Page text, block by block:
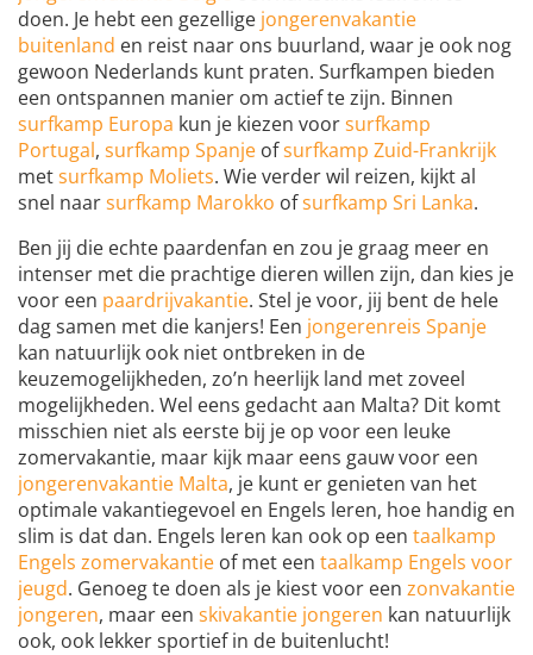
doen. Je hebt een gezellige jongerenvakantie
buitenland en reist naar ons buurland, waar je ook nog
gewoon Nederlands kunt praten. Surfkampen bieden
een ontspannen manier om actief te zijn. Binnen
surfkamp Europa kun je kiezen voorsurfkamp
Portugal, surfkamp Spanje ofsurfkamp Zuid-Frankrijk
metsurfkamp Moliets. Wie verder wil reizen, kijkt al
snel naarsurfkamp Marokko ofsurfkamp Sri Lanka.
Ben jij die echte paardenfan en zou je graag meer en
intenser met die prachtige dieren willen zijn, dan kies je
voor een paardrijvakantie. Stel je voor, jij bent de hele
dag samen met die kanjers! Een jongerenreis Spanje
kan natuurlijk ook niet ontbreken in de
keuzemogelijkheden, zo’n heerlijk land met zoveel
mogelijkheden. Wel eens gedacht aan Malta? Dit komt
misschien niet als eerste bij je op voor een leuke
zomervakantie, maar kijk maar eens gauw voor een
jongerenvakantie Malta, je kunt er genieten van het
optimale vakantiegevoel en Engels leren, hoe handig en
slim is dat dan. Engels leren kan ook op een taalkamp
Engels zomervakantie of met een taalkamp Engels voor
jeugd. Genoeg te doen als je kiest voor een zonvakantie
jongeren, maar een skivakantie jongeren kan natuurlijk
ook, ook lekker sportief in de buitenlucht!